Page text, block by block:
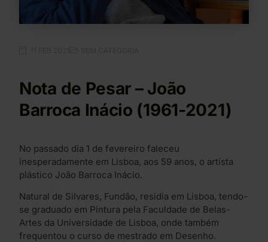
Nota de Pesar – João
Barroca Inácio (1961-2021)
No passado dia 1 de fevereiro faleceu
inesperadamente em Lisboa, aos 59 anos, o artista
plástico João Barroca Inácio.
Natural de Silvares, Fundão, residia em Lisboa, tendo-
se graduado em Pintura pela Faculdade de Belas-
Artes da Universidade de Lisboa, onde também
frequentou o curso de mestrado em Desenho.